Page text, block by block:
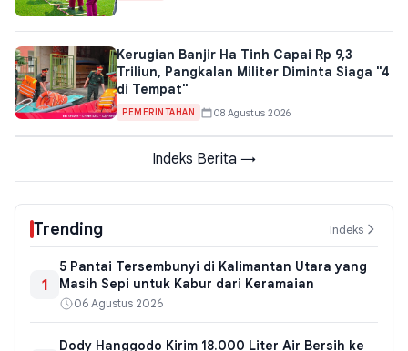
Kerugian Banjir Ha Tinh Capai Rp 9,3
Triliun, Pangkalan Militer Diminta Siaga "4
di Tempat"
PEMERINTAHAN 08 Agustus 2026
Indeks Berita →
Trending Indeks
1
5 Pantai Tersembunyi di Kalimantan Utara yang
Masih Sepi untuk Kabur dari Keramaian
06 Agustus 2026
Dody Hanggodo Kirim 18.000 Liter Air Bersih ke